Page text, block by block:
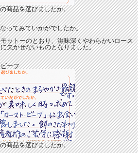
商品を選びましたか。
ってみていかがでしたか。
ットーのとおり、滋味深くやわらかいロース
欠かせないものとなりました。
ーフ
商品を選びましたか。